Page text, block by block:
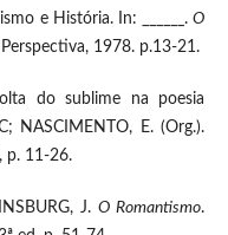
e História. In: ______.O
1978. p.13-21.
do sublime na poesia
NASCIMENTO, E. (Org.).
p. 11-26.
J.O Romantismo.